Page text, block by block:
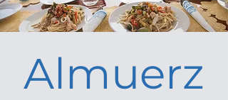
Almuerz